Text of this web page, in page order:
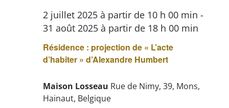
Résidence : projection de « L’acte
d’habiter » d’Alexandre Humbert
2 juillet 2025 à partir de 10 h 00 min -
31 août 2025 à partir de 18 h 00 min
Maison Losseau Rue de Nimy, 39, Mons,
Hainaut, Belgique